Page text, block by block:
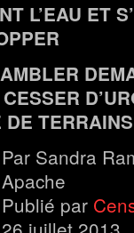
L’EAU ET
DE TERRAINS
Par Sandra
Apache
Publié par